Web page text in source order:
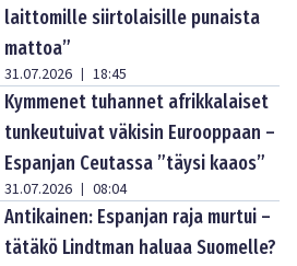
laittomille siirtolaisille punaista
mattoa”
31.07.2026 | 18:45
Kymmenet tuhannet afrikkalaiset
tunkeutuivat väkisin Eurooppaan –
Espanjan Ceutassa ”täysi kaaos”
31.07.2026 | 08:04
Antikainen: Espanjan raja murtui –
tätäkö Lindtman haluaa Suomelle?